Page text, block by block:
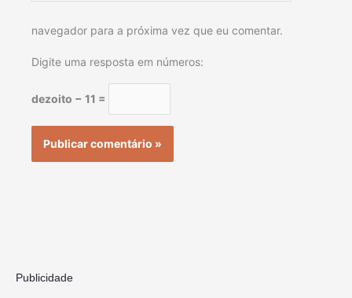
navegador para a próxima vez que eu comentar.
Digite uma resposta em números:
dezoito − 11 =
Publicidade